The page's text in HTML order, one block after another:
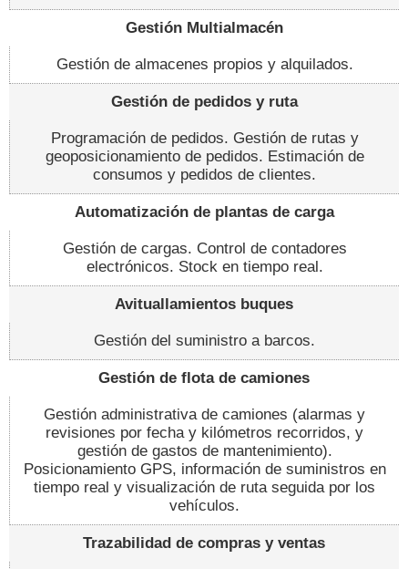
Gestión Multialmacén
Gestión de almacenes propios y alquilados.
Gestión de pedidos y ruta
Programación de pedidos. Gestión de rutas y
geoposicionamiento de pedidos. Estimación de
consumos y pedidos de clientes.
Automatización de plantas de carga
Gestión de cargas. Control de contadores
electrónicos. Stock en tiempo real.
Avituallamientos buques
Gestión del suministro a barcos.
Gestión de flota de camiones
Gestión administrativa de camiones (alarmas y
revisiones por fecha y kilómetros recorridos, y
gestión de gastos de mantenimiento).
Posicionamiento GPS, información de suministros en
tiempo real y visualización de ruta seguida por los
vehículos.
Trazabilidad de compras y ventas